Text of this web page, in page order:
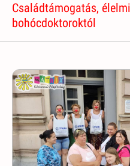
Családtámogatás,
bohócdoktoroktól